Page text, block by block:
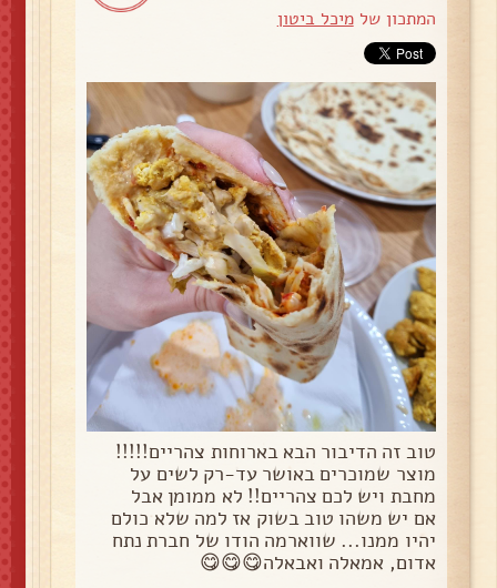
המתכון שלמיכל ביטון
טוב זה הדיבור הבא בארוחות צהריים!!!!!
מוצר שמוכרים באושר עד-רק לשים על
מחבת ויש לכם צהריים!! לא ממומן אבל
אם יש משהו טוב בשוק אז למה שלא כולם
יהיו ממנו... שווארמה הודו של חברת נתח
אדום, אמאלה ואבאלה😋😋😋